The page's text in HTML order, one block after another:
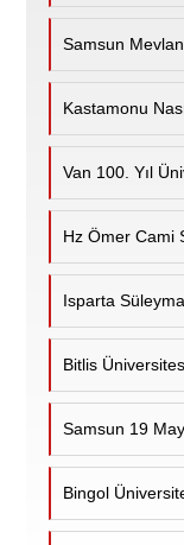
Samsun
Kastamonu
Van 100. Yıl
Hz Ömer Cami
Isparta
Bitlis
Samsun 19
Bingol